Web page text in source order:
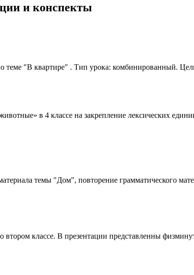
и конспекты
теме "В квартире" . Тип урока: комбинированный.
в 4 классе на закрепление лексических
темы "Дом", повторение грамматического
втором классе. В презентации представленны